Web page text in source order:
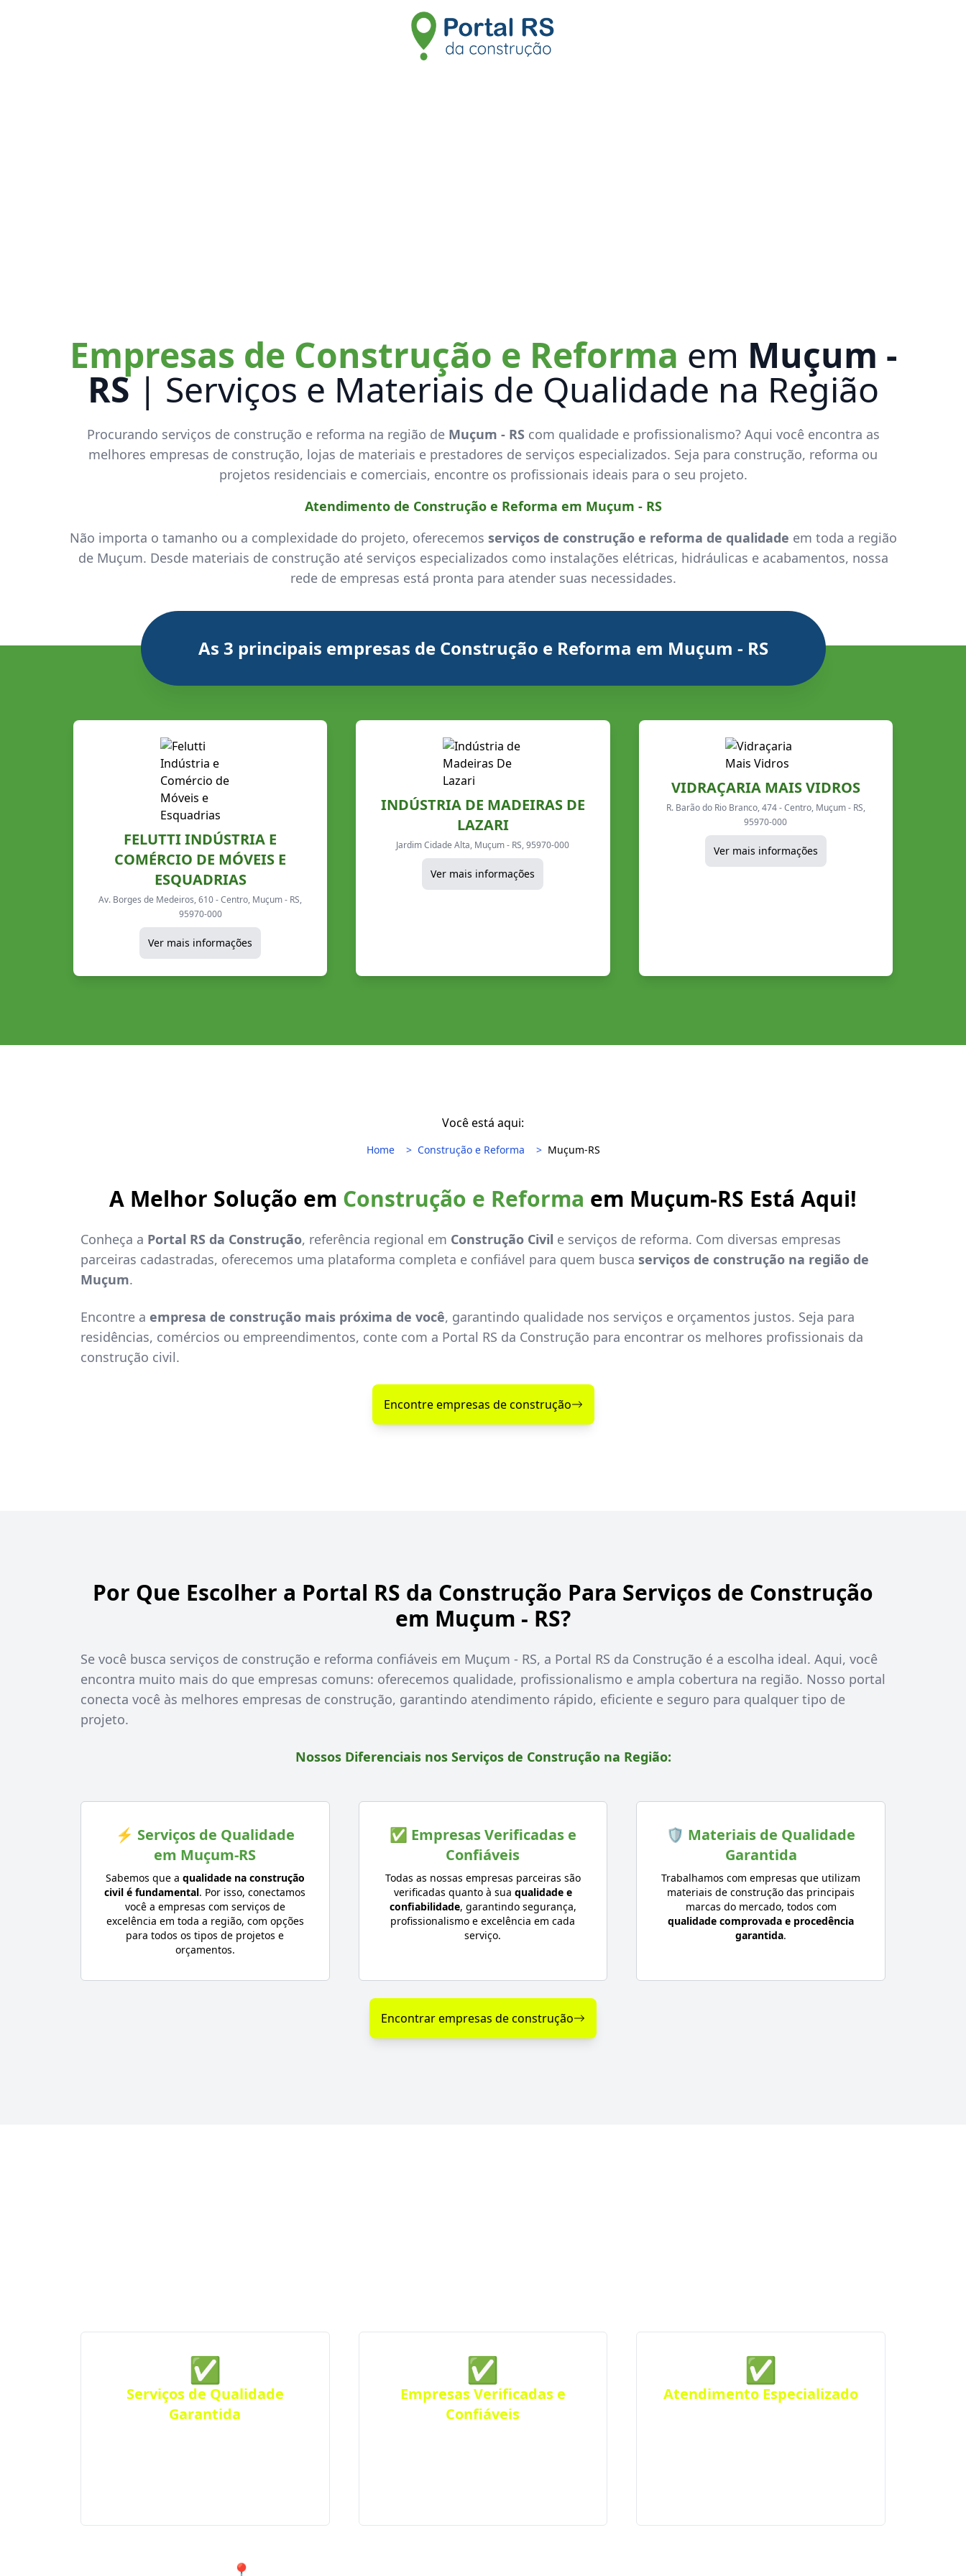
Empresas de Construção e Reforma em Muçum -
RS| Serviços e Materiais de Qualidade na Região
Procurando serviços de construção e reforma na região de Muçum - RScom qualidade e profissionalismo? Aqui você encontra as
melhores empresas de construção, lojas de materiais e prestadores de serviços especializados. Seja para construção, reforma ou
projetos residenciais e comerciais, encontre os profissionais ideais para o seu projeto.
Atendimento de Construção e Reforma em Muçum - RS
Não importa o tamanho ou a complexidade do projeto, oferecemos serviços de construção e reforma de qualidade em toda a região
de Muçum. Desde materiais de construção até serviços especializados como instalações elétricas, hidráulicas e acabamentos, nossa
rede de empresas está pronta para atender suas necessidades.
As 3 principais empresas de Construção e Reforma em Muçum - RS
FELUTTI INDÚSTRIA E
COMÉRCIO DE MÓVEIS E
ESQUADRIAS
Av. Borges de Medeiros, 610 - Centro, Muçum - RS,
95970-000
Ver mais informações
INDÚSTRIA DE MADEIRAS DE
LAZARI
Jardim Cidade Alta, Muçum - RS, 95970-000
Ver mais informações
VIDRAÇARIA MAIS VIDROS
R. Barão do Rio Branco, 474 - Centro, Muçum - RS,
95970-000
Ver mais informações
Você está aqui:
Home Construção e Reforma Muçum-RS
A Melhor Solução em Construção e Reforma em Muçum-RS Está Aqui!
Conheça a Portal RS da Construção, referência regional em Construção Civil e serviços de reforma. Com diversas empresas
parceiras cadastradas, oferecemos uma plataforma completa e confiável para quem busca serviços de construção na região de
Muçum.
Encontre a empresa de construção mais próxima de você, garantindo qualidade nos serviços e orçamentos justos. Seja para
residências, comércios ou empreendimentos, conte com a Portal RS da Construção para encontrar os melhores profissionais da
construção civil.
Encontre empresas de construção
Por Que Escolher a Portal RS da Construção Para Serviços de Construção
em Muçum - RS?
Se você busca serviços de construção e reforma confiáveis em Muçum - RS, a Portal RS da Construção é a escolha ideal. Aqui, você
encontra muito mais do que empresas comuns: oferecemos qualidade, profissionalismo e ampla cobertura na região. Nosso portal
conecta você às melhores empresas de construção, garantindo atendimento rápido, eficiente e seguro para qualquer tipo de
projeto.
Nossos Diferenciais nos Serviços de Construção na Região:
⚡ Serviços de Qualidade
em Muçum-RS
Sabemos que a qualidade na construção
civil é fundamental. Por isso, conectamos
você a empresas com serviços de
excelência em toda a região, com opções
para todos os tipos de projetos e
orçamentos.
✅ Empresas Verificadas e
Confiáveis
Todas as nossas empresas parceiras são
verificadas quanto à sua qualidade e
confiabilidade, garantindo segurança,
profissionalismo e excelência em cada
serviço.
🛡️ Materiais de Qualidade
Garantida
Trabalhamos com empresas que utilizam
materiais de construção das principais
marcas do mercado, todos com
qualidade comprovada e procedência
garantida.
Encontrar empresas de construção
✅
Serviços de Qualidade
Garantida
✅
Empresas Verificadas e
Confiáveis
✅
Atendimento Especializado
📍 Atendimento de qualidade em Muçum e cidades próximas.